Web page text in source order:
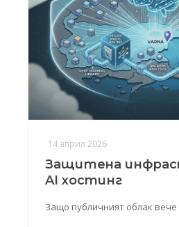
14 април 2026
Защитена
AI хостинг
Защо публичният облак